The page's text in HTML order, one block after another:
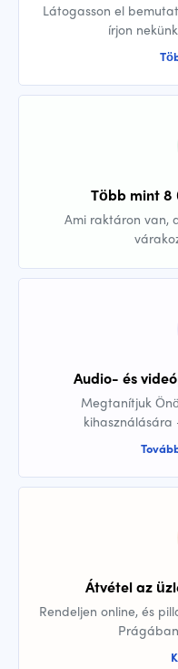
Látogasson el
írjon
Több mint
Ami raktáron van,
Audio- és
Megtanítjuk
Átvétel az
Rendeljen online, és